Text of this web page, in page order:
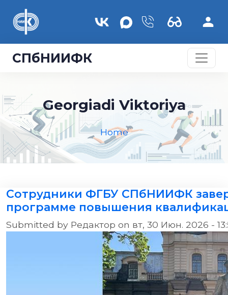
СПбНИИФК
Georgiadi Viktoriya
Home
Сотрудники ФГБУ СПбНИИФК
программе повышения
Submitted by Редактор on вт, 30 Июн. 2026 -